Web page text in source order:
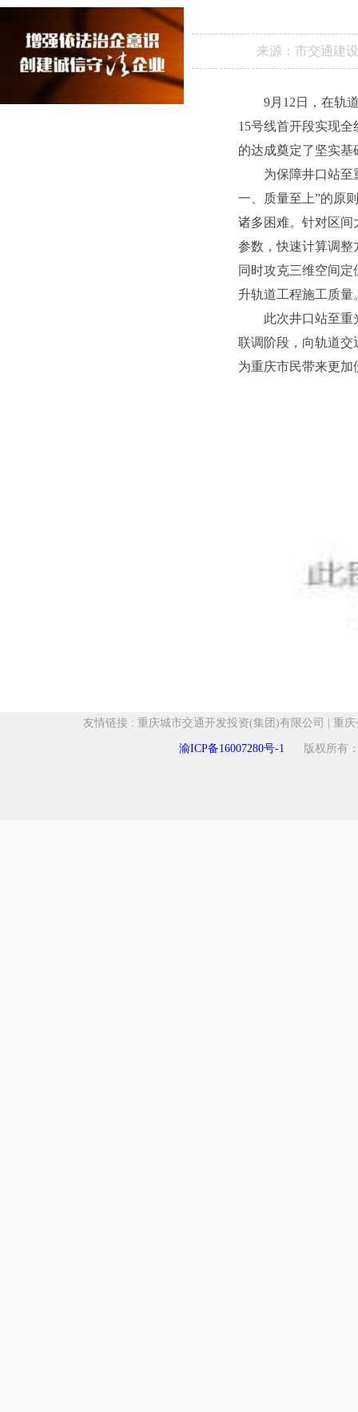
来源： 市交通建
9月12日，在轨
15号线首开段实现
的达成奠定了坚实基
为保障井口站至
一、质量至上”的原
诸多困难。针对区间
参数，快速计算调
同时攻克三维空间
升轨道工程施工质量
此次井口站至重
联调阶段，向轨道交
为重庆市民带来更
友情链接 : 重庆城市交通开发投资(集团)有限公司 重庆
渝ICP备16007280号-1 版权所有：